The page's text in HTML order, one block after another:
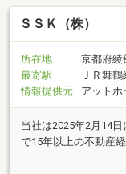
ＳＳＫ（株）
所在地
京都府綾
最寄駅
ＪＲ舞
情報提供元
アットホ
当社は2025年2月14
で15年以上の不動産
ご安心頂けるように